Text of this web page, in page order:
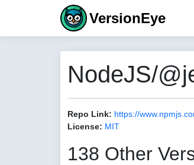
VersionEye
NodeJS/
Repo Link: https://
License: MIT
138 Other